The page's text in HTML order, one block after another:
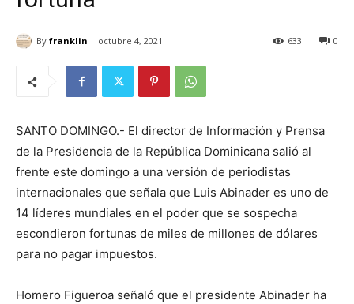
By franklin octubre 4, 2021 0
633
SANTO DOMINGO.- El director de Información y Prensa
de la Presidencia de la República Dominicana salió al
frente este domingo a una versión de periodistas
internacionales que señala que Luis Abinader es uno de
14 líderes mundiales en el poder que se sospecha
escondieron fortunas de miles de millones de dólares
para no pagar impuestos.
Homero Figueroa señaló que el presidente Abinader ha